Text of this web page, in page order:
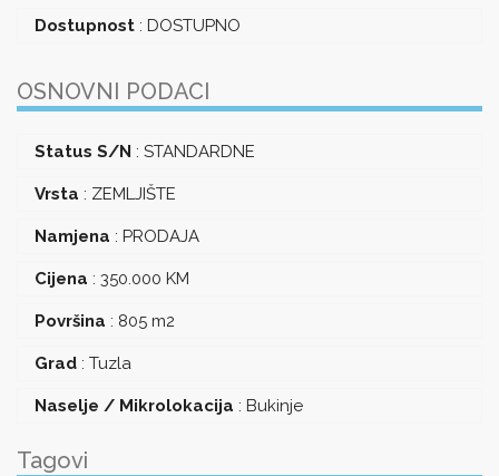
Dostupnost : DOSTUPNO
OSNOVNI PODACI
Status S/N : STANDARDNE
Vrsta : ZEMLJIŠTE
Namjena : PRODAJA
Cijena : 350.000 KM
Površina : 805 m2
Grad : Tuzla
Naselje / Mikrolokacija : Bukinje
Tagovi